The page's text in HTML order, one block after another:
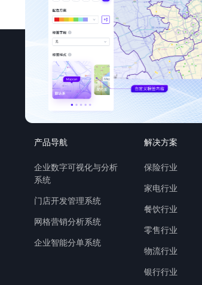
产品导航
企业数字可视化与分析
系统
门店开发管理系统
网格营销分析系统
企业智能分单系统
解决方案
保险行业
家电行业
餐饮行业
零售行业
物流行业
银行行业